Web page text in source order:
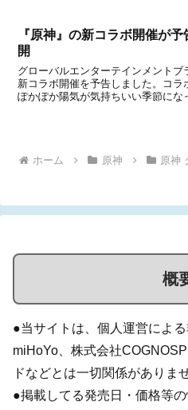
『原神』の新コラボ開催が
開
グローバルエンターテインメント
新コラボ開催を予告しました。コラ
ぽかぽか陽気が気持ちいい季節にな
ホーム 原神 原神
概
●当サイトは、個人運営による
miHoYo、株式会社
ドなどとは一切関係がありま
●掲載してる発売日・価格等